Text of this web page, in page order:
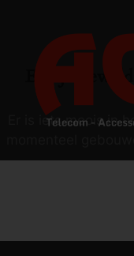
Er zijn
Er is iets moois in
momenteel